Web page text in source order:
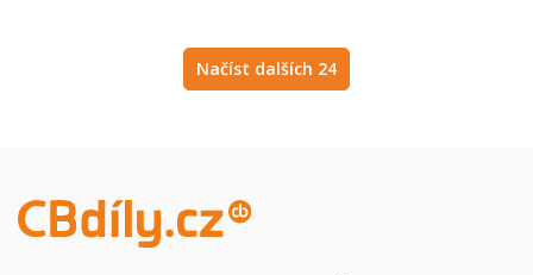
Načíst dalších 24